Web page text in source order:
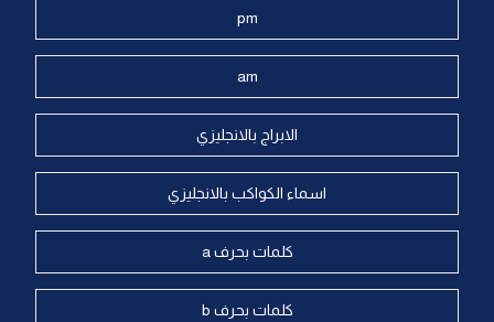
pm
am
الابراج بالانجليزي
اسماء الكواكب بالانجليزي
كلمات بحرف a
كلمات بحرف b